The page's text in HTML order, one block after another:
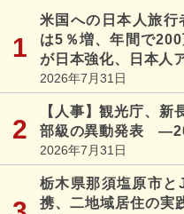
米国への日本人旅
は5％増、年間で
が日本強化、日本人
2026年7月31日
【人事】観光庁、新
部級の異動発表
2026年7月31日
栃木県那須塩原市
携、二地域居住の実